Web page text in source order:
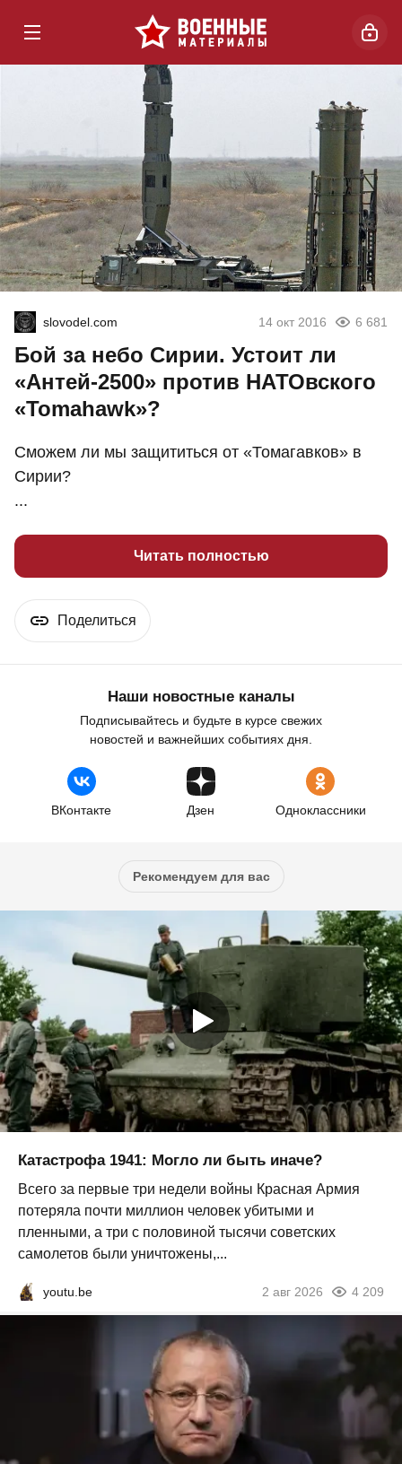
slovodel.com 14 окт 2016 6 681
Бой за небо Сирии. Устоит ли
«Антей-2500» против НАТОвского
«Tomahawk»?
Сможем ли мы защититься от «Томагавков» в
Сирии?
...
Читать полностью
Поделиться
Наши новостные каналы
Подписывайтесь и будьте в курсе свежих
новостей и важнейших событиях дня.
ВКонтакте Дзен Одноклассники
Рекомендуем для вас
Катастрофа 1941: Могло ли быть иначе?
Всего за первые три недели войны Красная Армия
потеряла почти миллион человек убитыми и
пленными, а три с половиной тысячи советских
самолетов были уничтожены,...
youtu.be 2 авг 2026 4 209